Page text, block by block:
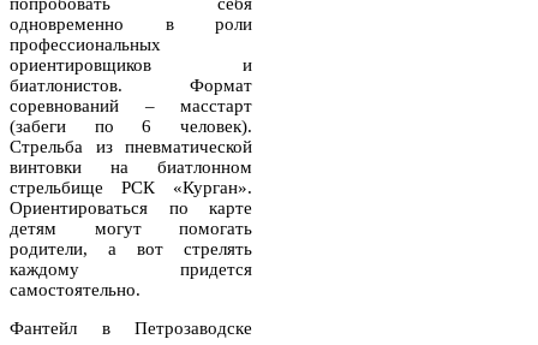
одновременно в роли
профессиональных
ориентировщиков и
биатлонистов. Формат
соревнований – масстарт
(забеги по 6 человек).
Стрельба из пневматической
винтовки на биатлонном
стрельбище РСК «Курган».
Ориентироваться по карте
детям могут помогать
родители, а вот стрелять
каждому придется
самостоятельно.
Фантейл в Петрозаводске